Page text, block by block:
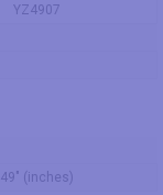
YZ4907
49" (inches)